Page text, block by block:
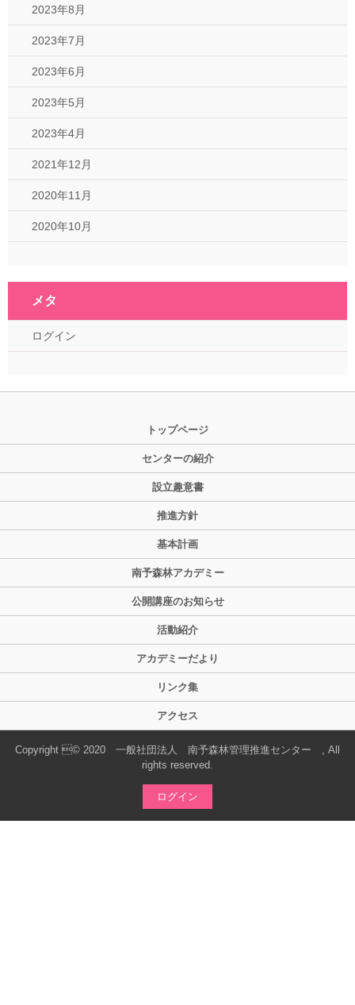
2023年8月
2023年7月
2023年6月
2023年5月
2023年4月
2021年12月
2020年11月
2020年10月
メタ
ログイン
トップページ
センターの紹介
設立趣意書
推進方針
基本計画
南予森林アカデミー
公開講座のお知らせ
活動紹介
アカデミーだより
リンク集
アクセス
Copyright © 2020 一般社団法人 南予森林管理推進センター , All
rights reserved.
ログイン